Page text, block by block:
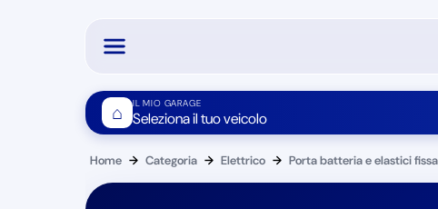
⌂ IL MIO GARAGE
Seleziona il tuo veicolo
Home → Categoria → Elettrico → Porta batteria e elastici